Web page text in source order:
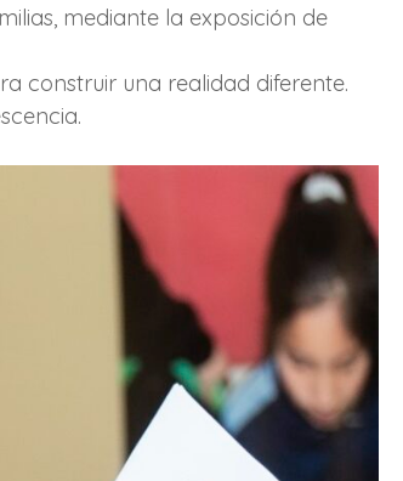
mediante la exposición de
construir una realidad diferente.